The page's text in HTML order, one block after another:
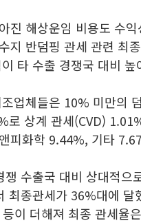
진 해상운임 비용도 수
지 반덤핑 관세 관련 최
타 수출 경쟁국 대비
업체들은 10% 미만의
로 상계 관세(CVD)
피화학 9.44%, 기타
쟁 수출국 대비 상대적
최종관세가 36%대에
이 더해져 최종 관세율